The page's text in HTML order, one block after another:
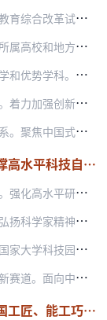
向，明确各类高校发展定位，支持理工农医、人文社…
部省合建高校加快发展，优化省部共建高校区域布…
大“双一流”建设范围。完善质量、特色、贡献…
高中学生实施“脱颖计划”等。在战略急需和新兴领…
理论创新、方法创新，构建以各学科标识性概念、原…
五、 培育壮大国家战略科技力量，有力支撑高水平科技自立自强
程度，建立科技创新与人才培养相互支撑、带动学科…
养造就一批高水平师资和学术大师。
同，搭建校企联合研发、概念验证、中试熟化等平…
和头部企业强强联合，以需求定项目、以项目定团队…
六、 加快建设现代职业教育体系，培养大国工匠、能工巧匠、高技能人才